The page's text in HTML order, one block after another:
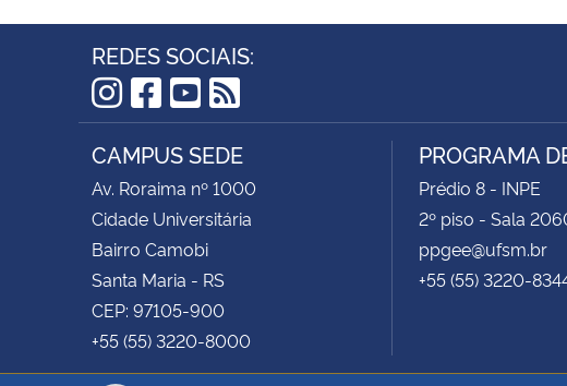
REDES SOCIAIS:
Instagram
Facebook
YouTube
RSS
CAMPUS SEDE
Av. Roraima nº 1000
Cidade Universitária
Bairro Camobi
Santa Maria - RS
CEP: 97105-900
+55 (55) 3220-8000
PROGRAMA
Prédio 8 - INPE
2º piso - Sala
ppgee@ufsm.br
+55 (55) 3220-